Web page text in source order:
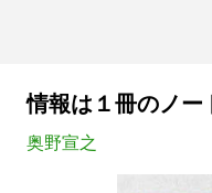
情報は１冊のノー
奥野宣之